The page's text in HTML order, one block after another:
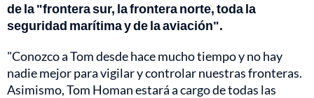
de la "frontera sur, la frontera norte, toda la
seguridad marítima y de la aviación".
"Conozco a Tom desde hace mucho tiempo y no hay
nadie mejor para vigilar y controlar nuestras fronteras.
Asimismo, Tom Homan estará a cargo de todas las